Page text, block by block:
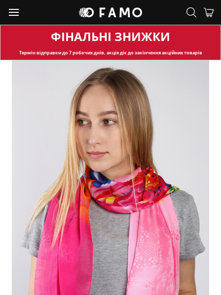
ФІНАЛЬНІ ЗНИЖКИ
Термін відправкидо 7 робочих днів, акція діє до закінчення акційних товарів